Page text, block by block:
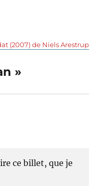
(2007) de Niels Arestrup
»
ce billet, que je